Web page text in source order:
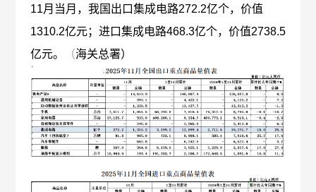
11月当月，我国出口集成电路272.2亿个，价值
1310.2亿元；进口集成电路468.3亿个，价值2738.5
亿元。
（海关总署）